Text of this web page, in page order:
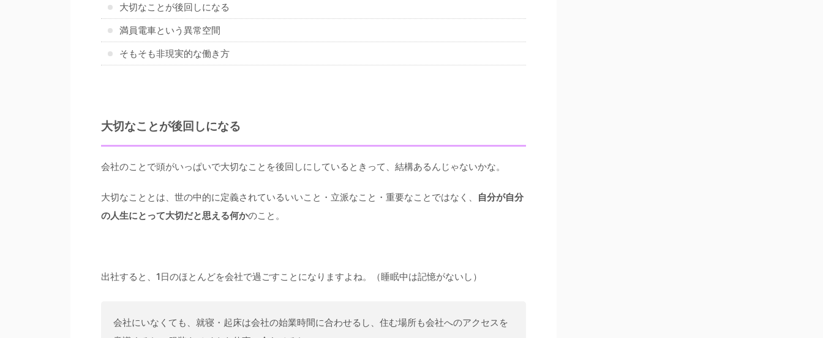
大切なことが後回しになる
満員電車という異常空間
そもそも非現実的な働き方
大切なことが後回しになる
会社のことで頭がいっぱいで大切なことを後回しにしているときって、結構あるんじゃないかな。
大切なこととは、世の中的に定義されているいいこと・立派なこと・重要なことではなく、
自分が自分
の人生にとって大切だと思える何かのこと。
出社すると、1日のほとんどを会社で過ごすことになりますよね。（睡眠中は記憶がないし）
会社にいなくても、就寝・起床は会社の始業時間に合わせるし、住む場所も会社へのアクセスを